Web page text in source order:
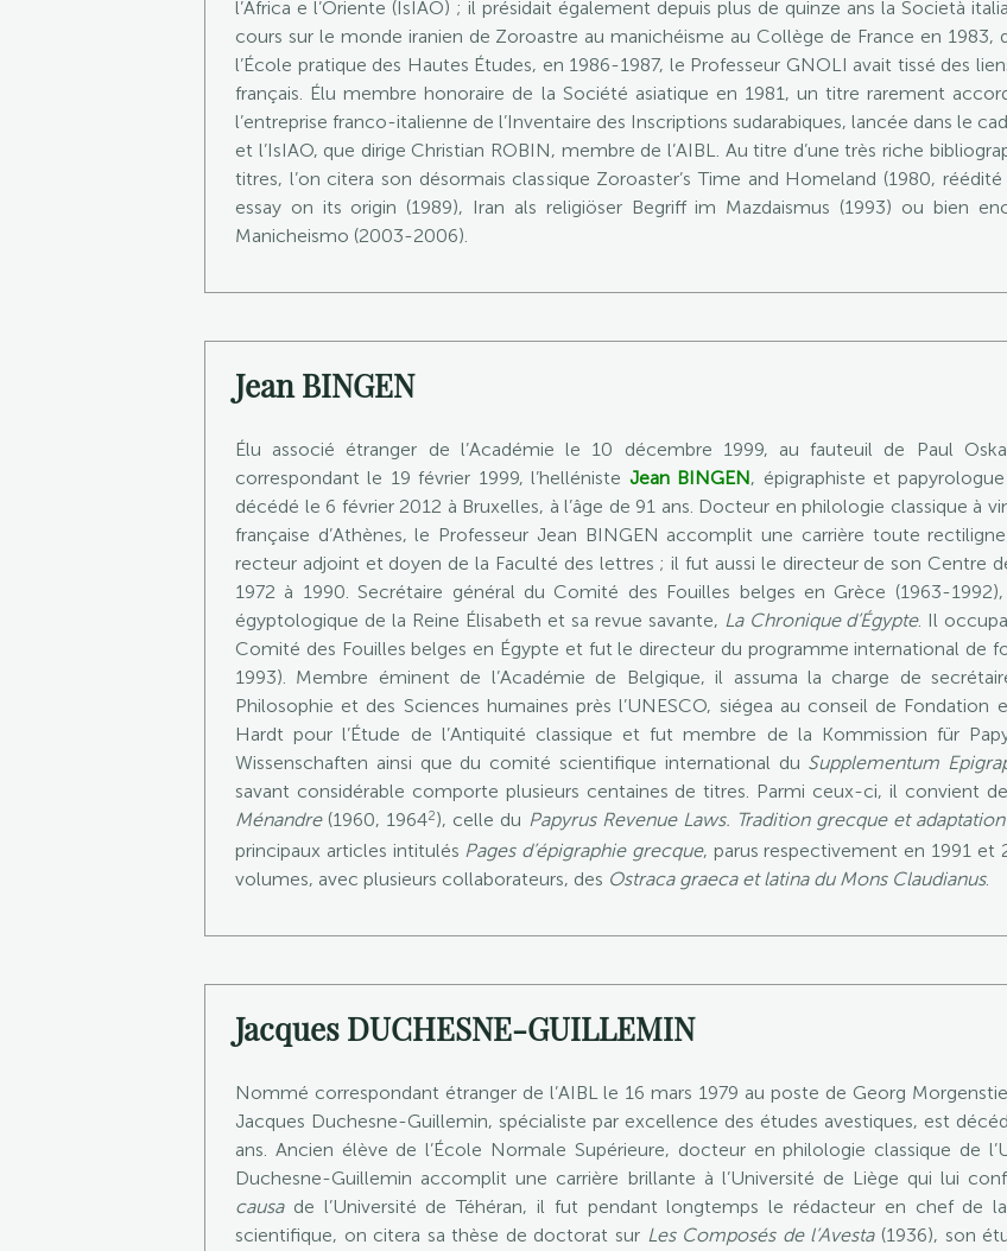
l’Africa e l’Oriente (IsIAO) ; il présidait également depuis plus de quinze ans la Società
cours sur le monde iranien de Zoroastre au manichéisme au Collège de France en 1983,
l’École pratique des Hautes Études, en 1986-1987, le Professeur GNOLI avait tissé des
français. Élu membre honoraire de la Société asiatique en 1981, un titre rarement
l’entreprise franco-italienne de l’Inventaire des Inscriptions sudarabiques, lancée dans le
et l’IsIAO, que dirige Christian ROBIN, membre de l’AIBL. Au titre d’une très riche
titres, l’on citera son désormais classique Zoroaster’s Time and Homeland (1980,
essay on its origin (1989), Iran als religiöser Begriff im Mazdaismus (1993) ou bien
Manicheismo (2003-2006).
Jean BINGEN
Élu associé étranger de l’Académie le 10 décembre 1999, au fauteuil de Paul
correspondant le 19 février 1999, l’helléniste Jean BINGEN, épigraphiste et
décédé le 6 février 2012 à Bruxelles, à l’âge de 91 ans. Docteur en philologie classique à
française d’Athènes, le Professeur Jean BINGEN accomplit une carrière toute
recteur adjoint et doyen de la Faculté des lettres ; il fut aussi le directeur de son Centre
1972 à 1990. Secrétaire général du Comité des Fouilles belges en Grèce (1963-
égyptologique de la Reine Élisabeth et sa revue savante, La Chronique d’Égypte. Il
Comité des Fouilles belges en Égypte et fut le directeur du programme international de
1993). Membre éminent de l’Académie de Belgique, il assuma la charge de
Philosophie et des Sciences humaines près l’UNESCO, siégea au conseil de
Hardt pour l’Étude de l’Antiquité classique et fut membre de la Kommission für
Wissenschaften ainsi que du comité scientifique international du Supplementum
savant considérable comporte plusieurs centaines de titres. Parmi ceux-ci, il convient
Ménandre(1960, 19642), celle du Papyrus Revenue Laws. Tradition grecque et
principaux articles intitulés Pages d’épigraphie grecque, parus respectivement en 1991
volumes, avec plusieurs collaborateurs, des Ostraca graeca et latina du Mons Claudianus.
Jacques DUCHESNE-GUILLEMIN
Nommé correspondant étranger de l’AIBL le 16 mars 1979 au poste de Georg
Jacques Duchesne-Guillemin, spécialiste par excellence des études avestiques, est
ans. Ancien élève de l’École Normale Supérieure, docteur en philologie classique de
Duchesne-Guillemin accomplit une carrière brillante à l’Université de Liège qui lui
causade l’Université de Téhéran, il fut pendant longtemps le rédacteur en chef de
scientifique, on citera sa thèse de doctorat sur Les Composés de l’Avesta(1936), son